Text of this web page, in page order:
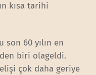
kısa tarihi
son 60 yılın en
biri olageldi.
çok daha geriye